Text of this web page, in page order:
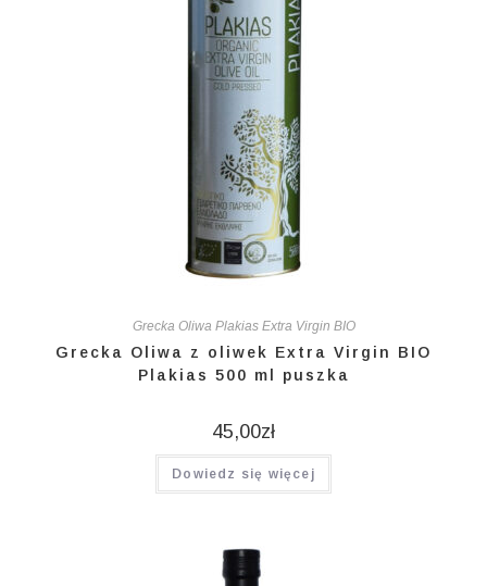
Grecka Oliwa Plakias Extra Virgin BIO
Grecka Oliwa z oliwek Extra Virgin BIO
Plakias 500 ml puszka
45,00zł
Dowiedz się więcej